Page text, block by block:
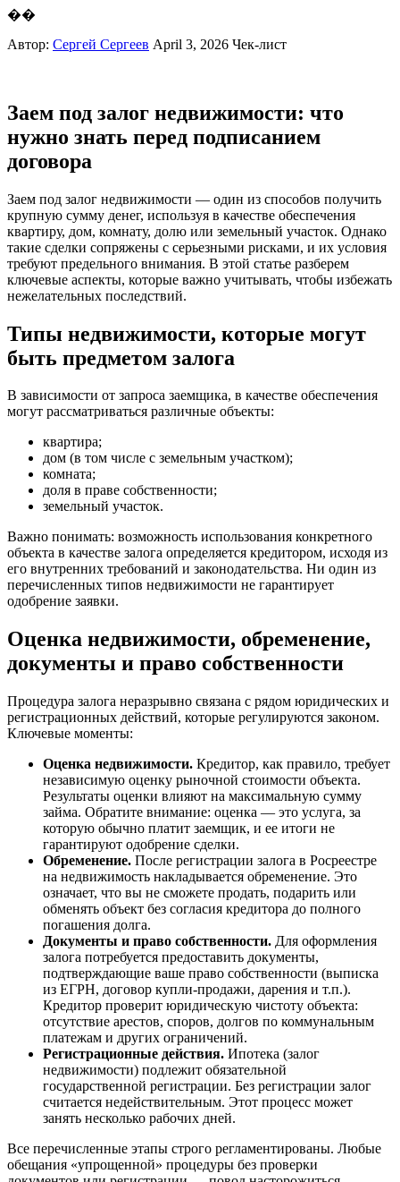
��
Автор: Сергей Сергеев April 3, 2026 Чек-лист
Заем под залог недвижимости: что
нужно знать перед подписанием
договора
Заем под залог недвижимости — один из способов получить
крупную сумму денег, используя в качестве обеспечения
квартиру, дом, комнату, долю или земельный участок. Однако
такие сделки сопряжены с серьезными рисками, и их условия
требуют предельного внимания. В этой статье разберем
ключевые аспекты, которые важно учитывать, чтобы избежать
нежелательных последствий.
Типы недвижимости, которые могут
быть предметом залога
В зависимости от запроса заемщика, в качестве обеспечения
могут рассматриваться различные объекты:
квартира;
дом (в том числе с земельным участком);
комната;
доля в праве собственности;
земельный участок.
Важно понимать: возможность использования конкретного
объекта в качестве залога определяется кредитором, исходя из
его внутренних требований и законодательства. Ни один из
перечисленных типов недвижимости не гарантирует
одобрение заявки.
Оценка недвижимости, обременение,
документы и право собственности
Процедура залога неразрывно связана с рядом юридических и
регистрационных действий, которые регулируются законом.
Ключевые моменты:
Оценка недвижимости. Кредитор, как правило, требует
независимую оценку рыночной стоимости объекта.
Результаты оценки влияют на максимальную сумму
займа. Обратите внимание: оценка — это услуга, за
которую обычно платит заемщик, и ее итоги не
гарантируют одобрение сделки.
Обременение. После регистрации залога в Росреестре
на недвижимость накладывается обременение. Это
означает, что вы не сможете продать, подарить или
обменять объект без согласия кредитора до полного
погашения долга.
Документы и право собственности. Для оформления
залога потребуется предоставить документы,
подтверждающие ваше право собственности (выписка
из ЕГРН, договор купли-продажи, дарения и т.п.).
Кредитор проверит юридическую чистоту объекта:
отсутствие арестов, споров, долгов по коммунальным
платежам и других ограничений.
Регистрационные действия. Ипотека (залог
недвижимости) подлежит обязательной
государственной регистрации. Без регистрации залог
считается недействительным. Этот процесс может
занять несколько рабочих дней.
Все перечисленные этапы строго регламентированы. Любые
обещания «упрощенной» процедуры без проверки